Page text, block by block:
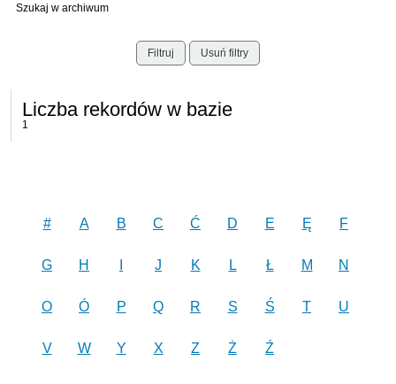
Szukaj w archiwum
Filtruj Usuń filtry
Liczba rekordów w bazie
1
# A B C Ć D E Ę F
G H J K L Ł M N
O Ó P Q R S Ś T U
V W Y X Z Ż Ź